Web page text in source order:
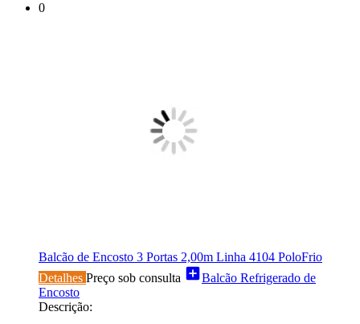
0
Balcão de Encosto 3 Portas 2,00m Linha 4104 PoloFrio
Detalhes Preço sob consulta add_boxBalcão Refrigerado de
Encosto
Descrição: